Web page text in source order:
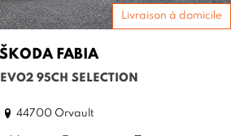
Livraison à domicile
ŠKODA FABIA
95CH SELECTION
44700 Orvault